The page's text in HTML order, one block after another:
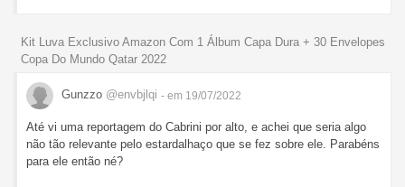
Kit Luva Exclusivo Amazon Com 1 Álbum Capa Dura + 30 Envelopes
Copa Do Mundo Qatar 2022
Gunzzo @envbjlqi - em 19/07/2022
Até vi uma reportagem do Cabrini por alto, e achei que seria algo
não tão relevante pelo estardalhaço que se fez sobre ele. Parabéns
para ele então né?